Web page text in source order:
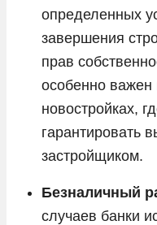
определенных
завершения
прав
особенно важен
новостройках,
гарантировать
застройщиком.
Безналичный
случаев банки